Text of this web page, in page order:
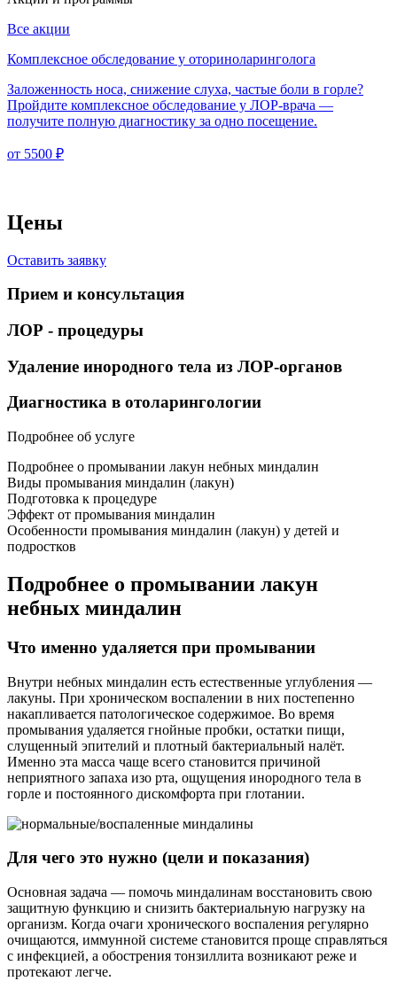
Все акции
Комплексное обследование у оториноларинголога
Заложенность носа, снижение слуха, частые боли в горле?
Пройдите комплексное обследование у ЛОР-врача —
получите полную диагностику за одно посещение.
от 5500 ₽
Цены
Оставить заявку
Прием и консультация
ЛОР - процедуры
Удаление инородного тела из ЛОР-органов
Диагностика в отоларингологии
Подробнее об услуге
Подробнее о промывании лакун небных миндалин
Виды промывания миндалин (лакун)
Подготовка к процедуре
Эффект от промывания миндалин
Особенности промывания миндалин (лакун) у детей и
подростков
Подробнее о промывании лакун
небных миндалин
Что именно удаляется при промывании
Внутри небных миндалин есть естественные углубления —
лакуны. При хроническом воспалении в них постепенно
накапливается патологическое содержимое. Во время
промывания удаляется гнойные пробки, остатки пищи,
слущенный эпителий и плотный бактериальный налёт.
Именно эта масса чаще всего становится причиной
неприятного запаха изо рта, ощущения инородного тела в
горле и постоянного дискомфорта при глотании.
Для чего это нужно (цели и показания)
Основная задача — помочь миндалинам восстановить свою
защитную функцию и снизить бактериальную нагрузку на
организм. Когда очаги хронического воспаления регулярно
очищаются, иммунной системе становится проще справляться
с инфекцией, а обострения тонзиллита возникают реже и
протекают легче.